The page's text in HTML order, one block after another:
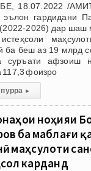
18.07.2022 /
эълон гардидани
2026) дар шаш
ба беш аз 19 млрд
суръати афзоиш
117,3 фоизро
▸
ноҳияи
ба маблағи
маҳсулоти
карданд